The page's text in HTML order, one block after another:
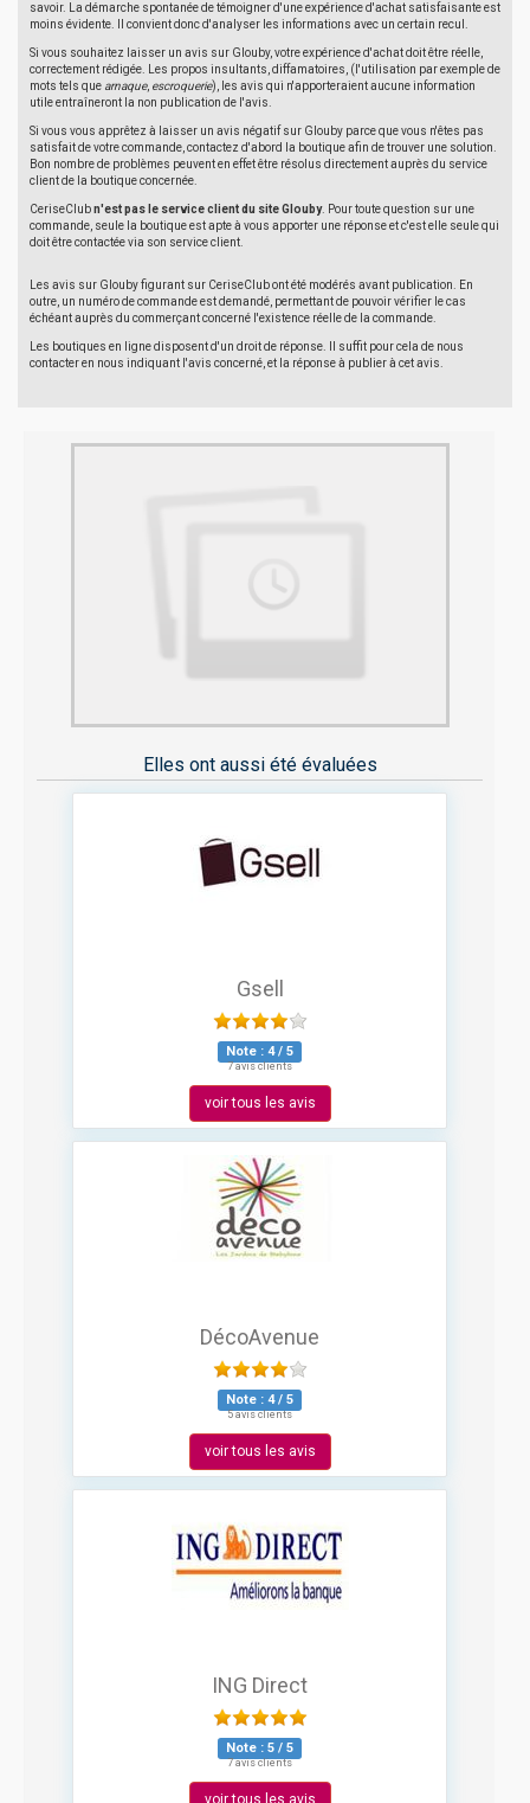
savoir. La démarche spontanée de témoigner d'une expérience d'achat satisfaisante est
moins évidente. Il convient donc d'analyser les informations avec un certain recul.
Si vous souhaitez laisser un avis sur Glouby, votre expérience d'achat doit être réelle,
correctement rédigée. Les propos insultants, diffamatoires, (l'utilisation par exemple de
mots tels que arnaque, escroquerie), les avis qui n'apporteraient aucune information
utile entraîneront la non publication de l'avis.
Si vous vous apprêtez à laisser un avis négatif sur Glouby parce que vous n'êtes pas
satisfait de votre commande, contactez d'abord la boutique afin de trouver une solution.
Bon nombre de problèmes peuvent en effet être résolus directement auprès du service
client de la boutique concernée.
CeriseClubn'est pas le service client du site Glouby. Pour toute question sur une
commande, seule la boutique est apte à vous apporter une réponse et c'est elle seule qui
doit être contactée via son service client.
Les avis sur Glouby figurant sur CeriseClub ont été modérés avant publication. En
outre, un numéro de commande est demandé, permettant de pouvoir vérifier le cas
échéant auprès du commerçant concerné l'existence réelle de la commande.
Les boutiques en ligne disposent d'un droit de réponse. Il suffit pour cela de nous
contacter en nous indiquant l'avis concerné, et la réponse à publier à cet avis.
Elles ont aussi été évaluées
Gsell
Note : 4/ 5
7 avis clients
voir tous les avis
DécoAvenue
Note : 4/ 5
5 avis clients
voir tous les avis
ING Direct
Note : 5 / 5
7 avis clients
voir tous les avis